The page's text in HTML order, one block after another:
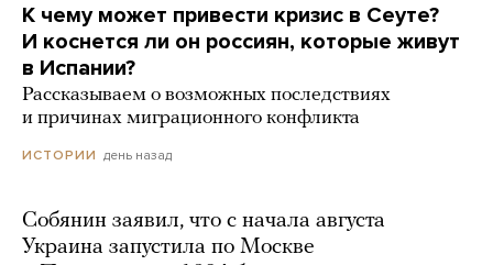
К чему может привести кризис в Сеуте?
И коснется ли он россиян, которые живут
в Испании?
Рассказываем о возможных последствиях
и причинах миграционного конфликта
ИСТОРИИ день назад
Собянин заявил, что с начала августа
Украина запустила по Москве